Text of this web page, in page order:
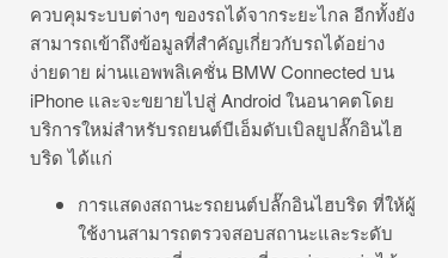
ควบคุมระบบต่างๆ ของรถได้จากระยะไกล อีกทั้งยัง
สามารถเข้าถึงข้อมูลที่สำคัญเกี่ยวกับรถได้อย่าง
ง่ายดาย ผ่านแอพพลิเคชั่น BMW Connected บน
iPhone และจะขยายไปสู่ Android ในอนาคตโดย
บริการใหม่สำหรับรถยนต์บีเอ็มดับเบิลยูปลั๊กอินไฮ
บริด ได้แก่
การแสดงสถานะรถยนต์ปลั๊กอินไฮบริด ที่ให้ผู้
ใช้งานสามารถตรวจสอบสถานะและระดับ